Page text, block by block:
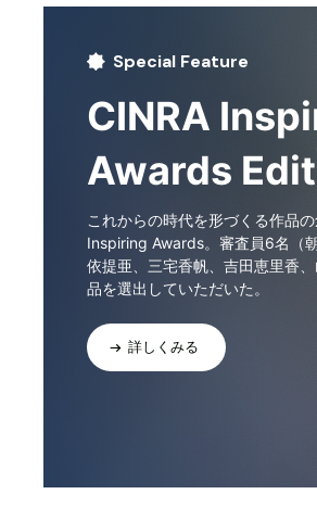
Special Feature
CINRA
Awards
これからの時代を形づくる作品
Inspiring Awards。審査員6名（
依提亜、三宅香帆、吉田恵里香
品を選出していただいた。
詳しくみる